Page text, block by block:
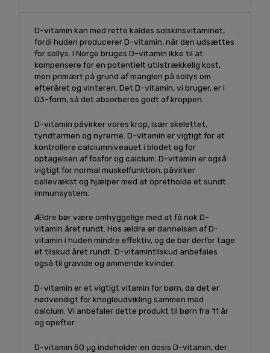
D-vitamin kan med rette kaldes solskinsvitaminet,
fordi huden producerer D-vitamin, når den udsættes
for sollys. I Norge bruges D-vitamin ikke til at
kompensere for en potentielt utilstrækkelig kost,
men primært på grund af manglen på sollys om
efteråret og vinteren. Det D-vitamin, vi bruger, er i
D3-form, så det absorberes godt af kroppen.
D-vitamin påvirker vores krop, især skelettet,
tyndtarmen og nyrerne. D-vitamin er vigtigt for at
kontrollere calciumniveauet i blodet og for
optagelsen af ​​fosfor og calcium. D-vitamin er også
vigtigt for normal muskelfunktion, påvirker
cellevækst og hjælper med at opretholde et sundt
immunsystem.
Ældre bør være omhyggelige med at få nok D-
vitamin året rundt. Hos ældre er dannelsen af ​​D-
vitamin i huden mindre effektiv, og de bør derfor tage
et tilskud året rundt. D-vitamintilskud anbefales
også til gravide og ammende kvinder.
D-vitamin er et vigtigt vitamin for børn, da det er
nødvendigt for knogleudvikling sammen med
calcium. Vi anbefaler dette produkt til børn fra 11 år
og opefter.
D-vitamin 50 μg indeholder en dosis D-vitamin, der